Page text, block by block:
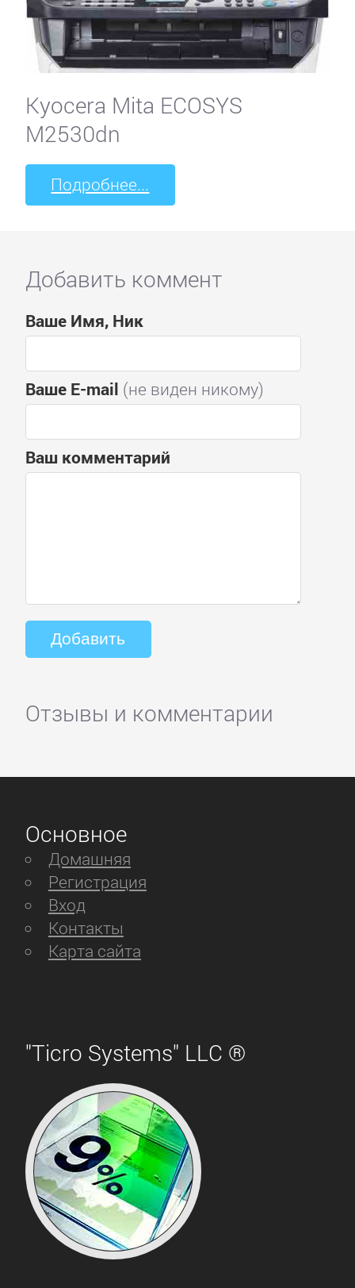
Kyocera Mita ECOSYS
M2530dn
Подробнее...
Добавить коммент
Ваше Имя, Ник
Ваше E-mail (не виден никому)
Ваш комментарий
Отзывы и комментарии
Основное
Домашняя
Регистрация
Вход
Контакты
Карта сайта
"Ticro Systems" LLC ®